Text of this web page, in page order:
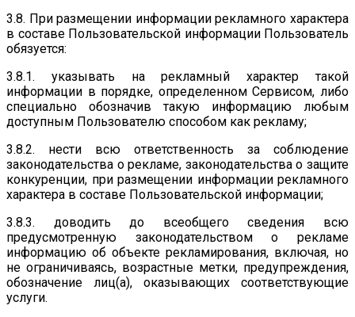
3.8. При размещении информации рекламного характера
в составе Пользовательской информации Пользователь
обязуется:
3.8.1. указывать на рекламный характер такой
информации в порядке, определенном Сервисом, либо
специально обозначив такую информацию любым
доступным Пользователю способом как рекламу;
3.8.2. нести всю ответственность за соблюдение
законодательства о рекламе, законодательства о защите
конкуренции, при размещении информации рекламного
характера в составе Пользовательской информации;
3.8.3. доводить до всеобщего сведения всю
предусмотренную законодательством о рекламе
информацию об объекте рекламирования, включая, но
не ограничиваясь, возрастные метки, предупреждения,
обозначение лиц(а), оказывающих соответствующие
услуги.